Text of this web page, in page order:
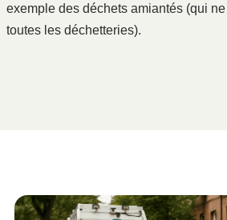
exemple des déchets amiantés (qui
toutes les déchetteries).